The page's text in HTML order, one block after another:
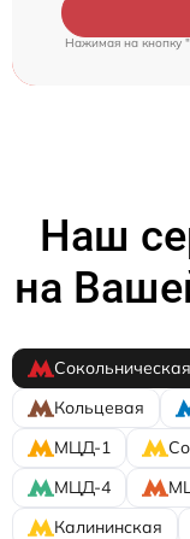
Нажимая на кнопку
Наш
на
Сокольническая
Кольцевая
МЦД-1
МЦД-4
Калининская